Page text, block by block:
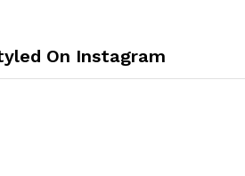
On Instagram